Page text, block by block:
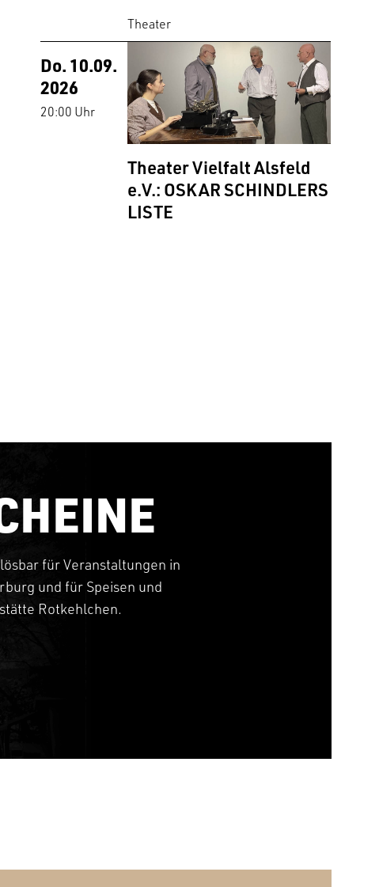
Theater
Do. 10.09.
2026
20:00 Uhr
Theater Vielfalt Alsfeld
e.V.: OSKAR SCHINDLERS
LISTE
für Veranstaltungen in
und für Speisen und
Rotkehlchen.